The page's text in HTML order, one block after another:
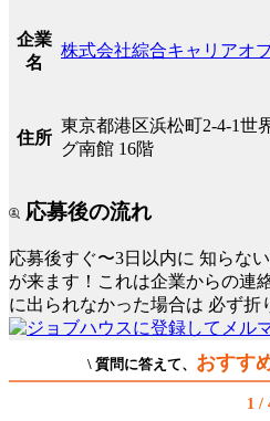
企業
名
株式会社綜合キャリアオ
住所
東京都港区浜松町2-4-1世
グ南館 16階
応募後の流れ
応募後すぐ〜3日以内に 知らな
が来ます！これは企業からの連
に出られなかった場合は 必ず折
\ 質問に答えて、 おすす
1 /